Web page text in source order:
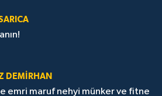
DEMIRHAN
emri maruf nehyi münker ve fitne